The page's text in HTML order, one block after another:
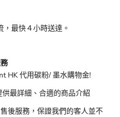
最快４小時送達。
HK 代用碳粉/ 墨水購物金!
最詳細、合適的商品介紹
後服務，保證我們的客人並不